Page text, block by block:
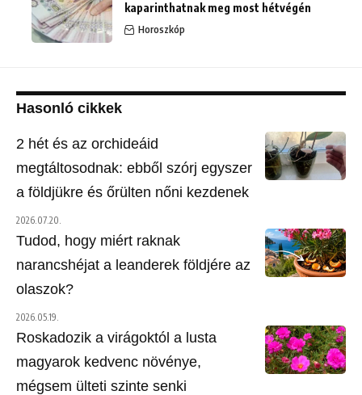
kaparinthatnak meg most hétvégén
Horoszkóp
Hasonló cikkek
2 hét és az orchideáid
megtáltosodnak: ebből szórj egyszer
a földjükre és őrülten nőni kezdenek
2026.07.20.
Tudod, hogy miért raknak
narancshéjat a leanderek földjére az
olaszok?
2026.05.19.
Roskadozik a virágoktól a lusta
magyarok kedvenc növénye,
mégsem ülteti szinte senki